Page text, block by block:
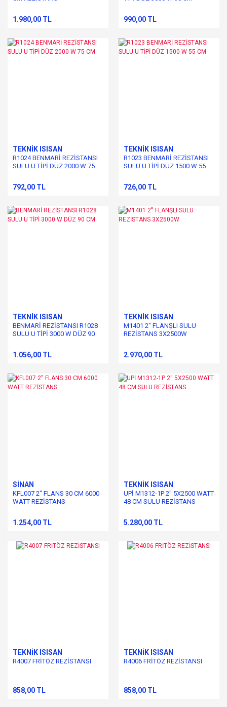
1.980,00 TL 990,00 TL
TEKNİK ISISAN
R1024 BENMARİ REZİSTANSI
SULU U TİPİ DÜZ 2000 W 75
792,00 TL
TEKNİK ISISAN
R1023 BENMARİ REZİSTANSI
SULU U TİPİ DÜZ 1500 W 55
726,00 TL
TEKNİK ISISAN
BENMARİ REZİSTANSI R1028
SULU U TİPİ 3000 W DÜZ 90
1.056,00 TL
TEKNİK ISISAN
M1401 2'' FLANŞLI SULU
REZİSTANS 3X2500W
2.970,00 TL
SİNAN
KFL007 2'' FLANS 30 CM 6000
WATT REZİSTANS
1.254,00 TL
TEKNİK ISISAN
UPİ M1312-1P 2'' 5X2500 WATT
48 CM SULU REZİSTANS
5.280,00 TL
TEKNİK ISISAN
R4007 FRİTÖZ REZİSTANSI
858,00 TL
TEKNİK ISISAN
R4006 FRİTÖZ REZİSTANSI
858,00 TL